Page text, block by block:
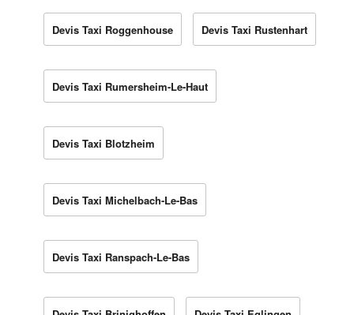
Devis Taxi Roggenhouse Devis Taxi Rustenhart
Devis Taxi Rumersheim-Le-Haut
Devis Taxi Blotzheim
Devis Taxi Michelbach-Le-Bas
Devis Taxi Ranspach-Le-Bas